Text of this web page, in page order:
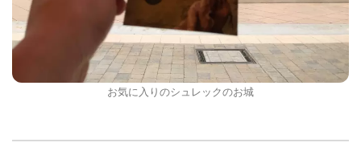
お気に入りのシュレックのお城